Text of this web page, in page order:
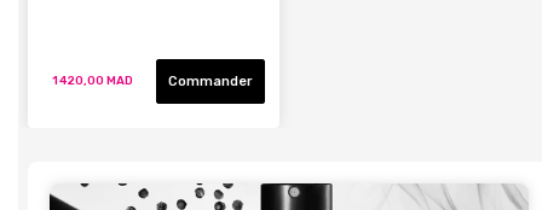
1 420,00 MAD Commander